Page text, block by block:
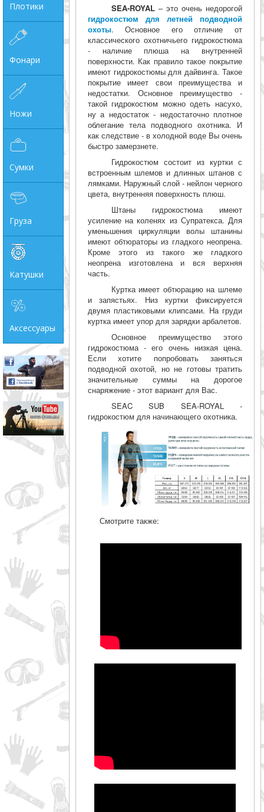
Плотики
Фонари
Ножи
Сумки
Груза
Катушки
Аксессуары
SEA-ROYAL– это очень недорогой
гидрокостюм для летней подводной
охоты. Основное его отличие от
классического охотничьего гидрокостюма
- наличие плюша на внутренней
поверхности. Как правило такое покрытие
имеют гидрокостюмы для дайвинга. Такое
покрытие имеет свои преимущества и
недостатки. Основное преимущество -
такой гидрокостюм можно одеть насухо,
ну а недостаток - недостаточно плотное
облегание тела подводного охотника. И
как следствие - в холодной воде Вы очень
быстро замерзнете.
Гидрокостюм состоит из куртки с
встроенным шлемов и длинных штанов с
лямками. Наружный слой - нейлон черного
цвета, внутренняя поверхность плюш.
Штаны гидрокостюма имеют
усиление на коленях из Супратекса. Для
уменьшения циркуляции волы штанины
имеют обтюраторы из гладкого неопрена.
Кроме этого из такого же гладкого
неопрена изготовлена и вся верхняя
часть.
Куртка имеет обтюрацию на шлеме
и запястьях. Низ куртки фиксируется
двумя пластиковыми клипсами. На груди
куртка имеет упор для зарядки арбалетов.
Основное преимущество этого
гидрокостюма - его очень низкая цена.
Если хотите попробовать заняться
подводной охотой, но не готовы тратить
значительные суммы на дорогое
снаряжение - этот вариант для Вас.
SEAC SUB SEA-ROYAL -
гидрокостюм для начинающего охотника.
Смотрите также: